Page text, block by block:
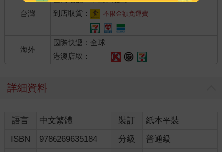
台灣
到店取貨：
不限金額免運費
海外
國際快遞：全球
港澳店取：
詳細資料
語言 中文繁體 裝訂
紙本平裝
ISBN
9786269635184 分級 普通級